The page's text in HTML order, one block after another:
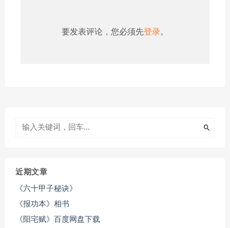
要发表评论，您必须先登录。
近期文章
《六十甲子秘诀》
《报功本》相书
《阳宅赋》百度网盘下载